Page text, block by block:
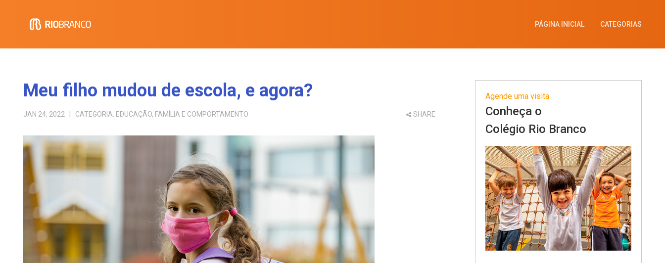
PÁGINA INICIAL CATEGORIAS
Meu filho mudou de escola, e agora?
JAN 24, 2022 | CATEGORIA: EDUCAÇÃO, FAMÍLIA E COMPORTAMENTO SHARE
Agende uma visita
Conheça o
Colégio Rio Branco